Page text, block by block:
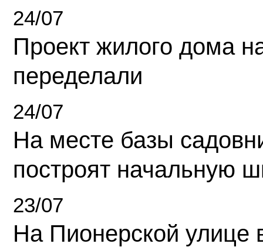
24/07
Проект жилого дома
переделали
24/07
На месте базы
построят начальную
23/07
На Пионерской улице